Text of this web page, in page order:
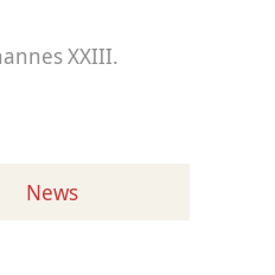
XXIII.
News